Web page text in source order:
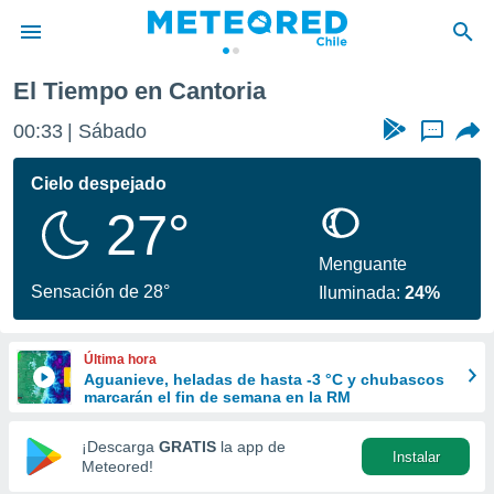
de
por
se
calidad.
a este
las
y
forma
digital
basada
El Tiempo en Cantoria
00:33 Sábado ...
Cielo despejado
27°
Sensación de 28°
Menguante
Iluminada:24%
Última hora
Aguanieve, heladas de hasta -3 °C y chubascos
marcarán el fin de semana en la RM
¡Descarga GRATIS la app de
Meteored!
Instalar